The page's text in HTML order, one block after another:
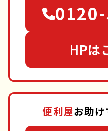
HPは
便利屋お助